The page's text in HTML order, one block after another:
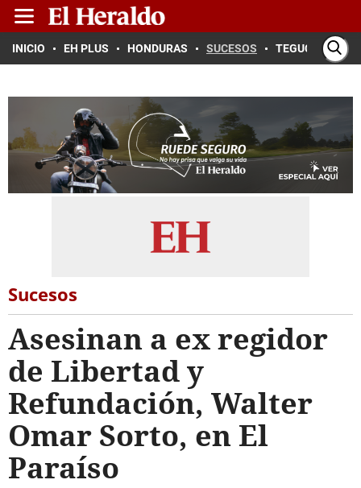
INICIO EH PLUS HONDURAS SUCESOS TEGUCIGALPA
Sucesos
Asesinan a ex regidor
de Libertad y
Refundación, Walter
Omar Sorto, en El
Paraíso